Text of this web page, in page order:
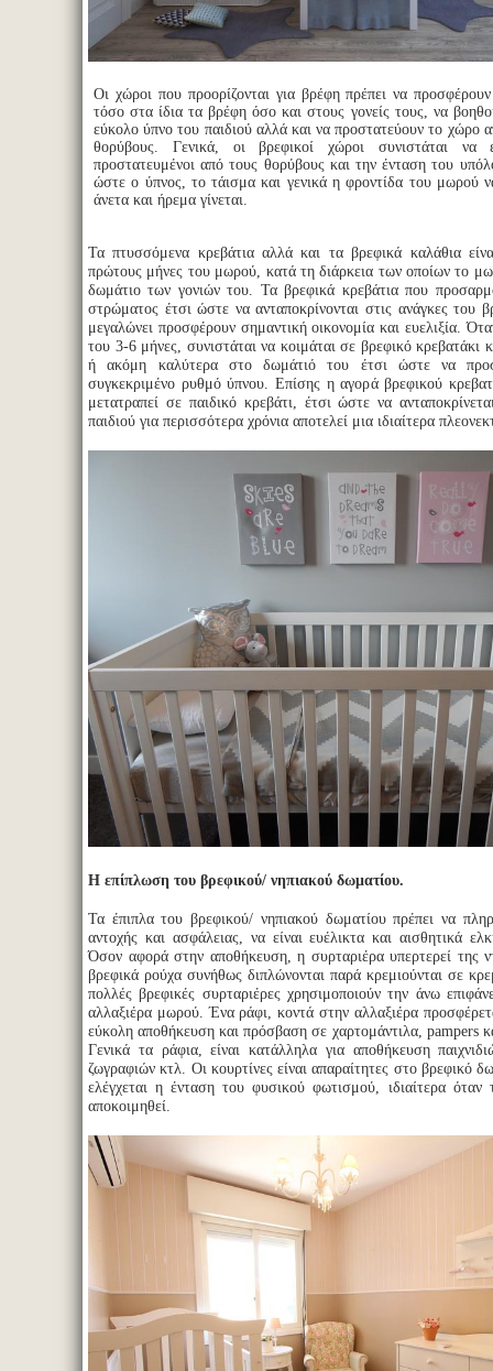
Οι χώροι που προορίζονται για βρέφη πρέπει να
τόσο στα ίδια τα βρέφη όσο και στους γονείς τους, να
εύκολο ύπνο του παιδιού αλλά και να προστατεύουν το χώρο
θορύβους. Γενικά, οι βρεφικοί χώροι συνιστάται να
προστατευμένοι από τους θορύβους και την ένταση του
ώστε ο ύπνος, το τάισμα και γενικά η φροντίδα του μωρού
άνετα και ήρεμα γίνεται.
Τα πτυσσόμενα κρεβάτια αλλά και τα βρεφικά καλάθια
πρώτους μήνες του μωρού, κατά τη διάρκεια των οποίων το
δωμάτιο των γονιών του. Τα βρεφικά κρεβάτια που
στρώματος έτσι ώστε να ανταποκρίνονται στις ανάγκες του
μεγαλώνει προσφέρουν σημαντική οικονομία και ευελιξία.
του 3-6 μήνες, συνιστάται να κοιμάται σε βρεφικό κρεβατάκι
ή ακόμη καλύτερα στο δωμάτιό του έτσι ώστε να
συγκεκριμένο ρυθμό ύπνου. Επίσης η αγορά βρεφικού
μετατραπεί σε παιδικό κρεβάτι, έτσι ώστε να
παιδιού για περισσότερα χρόνια αποτελεί μια ιδιαίτερα
Η επίπλωση του βρεφικού/ νηπιακού δωματίου.
Τα έπιπλα του βρεφικού/ νηπιακού δωματίου πρέπει να
αντοχής και ασφάλειας, να είναι ευέλικτα και αισθητικά
Όσον αφορά στην αποθήκευση, η συρταριέρα υπερτερεί της
βρεφικά ρούχα συνήθως διπλώνονται παρά κρεμιούνται σε
πολλές βρεφικές συρταριέρες χρησιμοποιούν την άνω
αλλαξιέρα μωρού. Ένα ράφι, κοντά στην αλλαξιέρα
εύκολη αποθήκευση και πρόσβαση σε χαρτομάντιλα, pampers
Γενικά τα ράφια, είναι κατάλληλα για αποθήκευση
ζωγραφιών κτλ. Οι κουρτίνες είναι απαραίτητες στο βρεφικό
ελέγχεται η ένταση του φυσικού φωτισμού, ιδιαίτερα
αποκοιμηθεί.